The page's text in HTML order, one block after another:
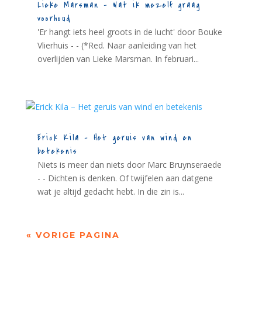
Lieke Marsman – Wat ik mezelf graag
voorhoud
'Er hangt iets heel groots in de lucht' door Bouke
Vlierhuis - - (*Red. Naar aanleiding van het
overlijden van Lieke Marsman. In februari...
Erick Kila – Het geruis van wind en
betekenis
Niets is meer dan niets door Marc Bruynseraede
- - Dichten is denken. Of twijfelen aan datgene
wat je altijd gedacht hebt. In die zin is...
« VORIGE PAGINA